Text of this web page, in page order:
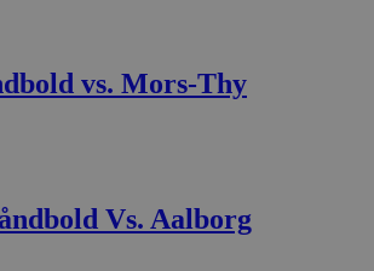
vs. Mors-Thy
Vs. Aalborg